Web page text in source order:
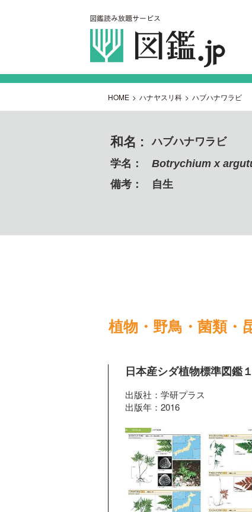
HOME > ハナヤスリ科 > ハブハナワラビ
和名 :
ハブハナワラビ
学名：
Botrychium x
備考：
自生
植物・野鳥・菌類・
日本産シダ植物標準図鑑１
出版社：学研プラス
出版年：2016